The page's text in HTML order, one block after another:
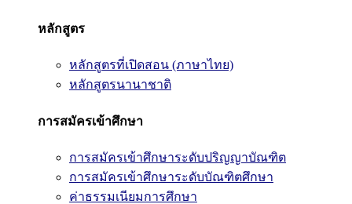
หลักสูตร
หลักสูตรที่เปิดสอน (ภาษาไทย)
หลักสูตรนานาชาติ
การสมัครเข้าศึกษา
การสมัครเข้าศึกษาระดับปริญญาบัณฑิต
การสมัครเข้าศึกษาระดับบัณฑิตศึกษา
ค่าธรรมเนียมการศึกษา